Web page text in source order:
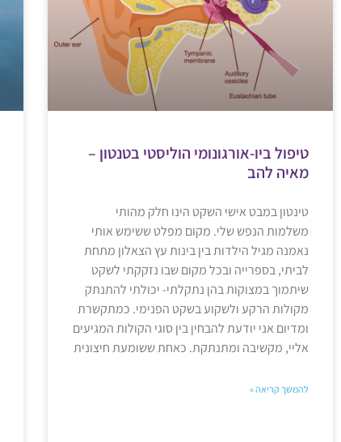
טיפול ביו-אורגונומי הוליסטי בטנטון –
מאיה להב
טינטון במבט אישי השקט הינו חלק מהותי
משלמות הנפש שלי. מקום מפלט ששימש אותי
נאמנה מגיל הילדות בין בינות עץ הצאלון מתחת
לביתי, בספרייה ובכל מקום שבו נזקקתי לשקט
שיתמוך במצוקות בהן נתקלתי- יכולתי להתנתק
מקולות הרקע ולשקוע בשקט הפנימי. כמתקשרת
ומדיום אני יודעת להבחין בין סוגי הקולות המגיעים
אליי, מקשיבה ומתנתקת. כאחת ששומעת חיצונית
להמשך קריאה »